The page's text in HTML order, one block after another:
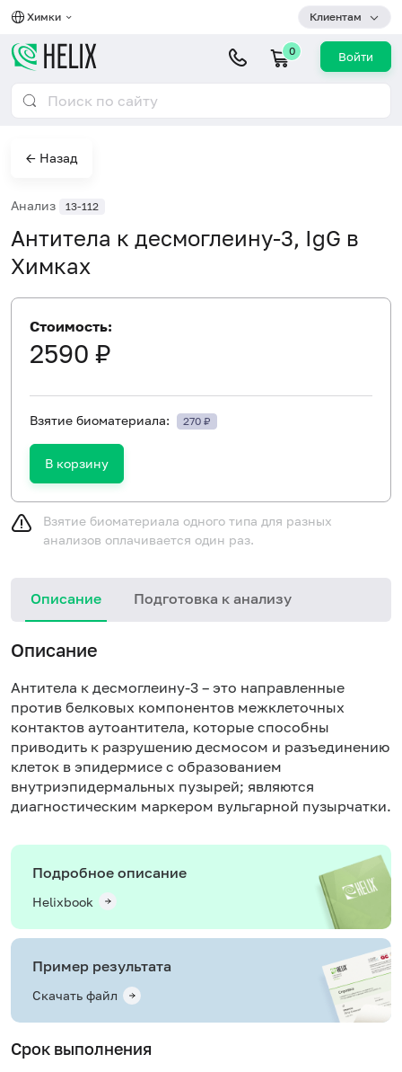
Химки Клиентам
0 Войти
← Назад
Анализ 13-112
Антитела к десмоглеину-3, IgG в
Химках
Стоимость:
2590 ₽
Взятие биоматериала: 270 ₽
В корзину
Взятие биоматериала одного типа для разных
анализов оплачивается один раз.
Описание Подготовка к анализу
Описание
Антитела к десмоглеину-3 – это направленные
против белковых компонентов межклеточных
контактов аутоантитела, которые способны
приводить к разрушению десмосом и разъединению
клеток в эпидермисе с образованием
внутриэпидермальных пузырей; являются
диагностическим маркером вульгарной пузырчатки.
Подробное описание
Helixbook
Пример результата
Скачать файл
Срок выполнения